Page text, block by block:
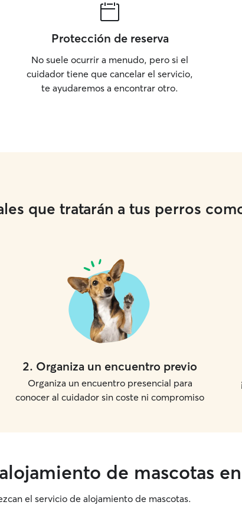
Protección de reserva
No suele ocurrir a menudo, pero si el
cuidador tiene que cancelar el servicio,
te ayudaremos a encontrar otro.
que tratarán a tus perros
2. Organiza un encuentro previo
Organiza un encuentro presencial para
conocer al cuidador sin coste ni compromiso
de mascotas
el servicio de alojamiento de mascotas.